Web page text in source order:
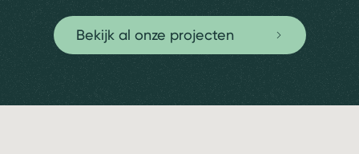
Bekijk al onze projecten